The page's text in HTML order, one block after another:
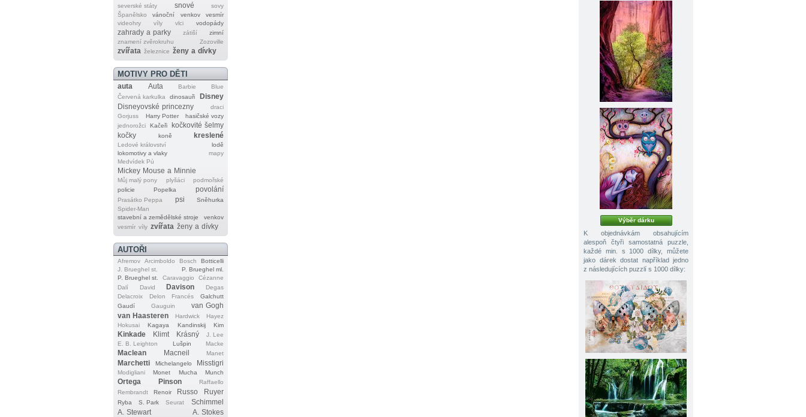
severské státy snové
sovy
Španělsko
vánoční venkov
vesmír
videohry
víly vlci vodopády
zahrady a parky zátiší
zimní
znamení zvěrokruhu
Zozoville
zvířata železnice ženy a dívky
MOTIVY PRO DĚTI
auta Auta Barbie
Blue
Červená karkulka
dinosauři
Disney
Disneyovské princezny
draci
Gorjuss
Harry Potter
hasičské vozy
jednorožci
Kačeři
kočkovité šelmy
kočky
koně kreslené
Ledové království
lodě
lokomotivy a vlaky
mapy
Medvídek Pú
Mickey Mouse a Minnie
Můj malý pony plyšáci
podmořské
policie
Popelka povolání
Prasátko Peppa psi
Sněhurka
Spider‐Man
stavební a zemědělské stroje
venkov
vesmír víly zvířata ženy a dívky
AUTOŘI
Afremov Arcimboldo Bosch
Botticelli
J. Brueghel st.
P. Brueghel ml.
P. Brueghel st.
Caravaggio
Cézanne
Dalí
David Davison
Degas
Delacroix
Delon Francés
Galchutt
Gaudí
Gauguin
van Gogh
van Haasteren
Hardwick
Hayez
Hokusai
Kagaya Kandinskij Kim
Kinkade Klimt Krásný
J. Lee
E. B. Leighton
Lušpin Macke
Maclean Macneil Manet
Marchetti Michelangelo Misstigri
Modigliani Monet Mucha Munch
Ortega Pinson
Raffaello
Rembrandt
Renoir Russo Ruyer
Ryba S. Park Seurat
Schimmel
A. Stewart
A. Stokes
Výběr dárku
K objednávkám obsahujícím
alespoň čtyři samostatná puzzle,
každé min. s 1000 dílky, můžete
jako dárek dostat například jedno
z následujících puzzlí s 1000 dílky: